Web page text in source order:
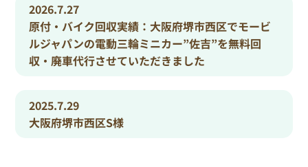
2026.7.27
原付・バイク回収実績：大阪府堺市西区でモービ
ルジャパンの電動三輪ミニカー”佐吉”を無料回
収・廃車代行させていただきました
2025.7.29
大阪府堺市西区S様